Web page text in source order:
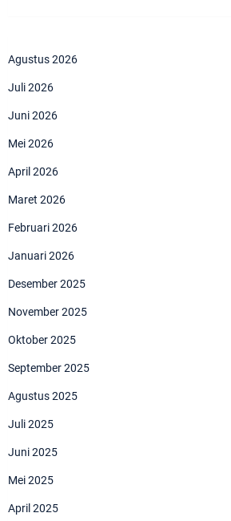
Agustus 2026
Juli 2026
Juni 2026
Mei 2026
April 2026
Maret 2026
Februari 2026
Januari 2026
Desember 2025
November 2025
Oktober 2025
September 2025
Agustus 2025
Juli 2025
Juni 2025
Mei 2025
April 2025